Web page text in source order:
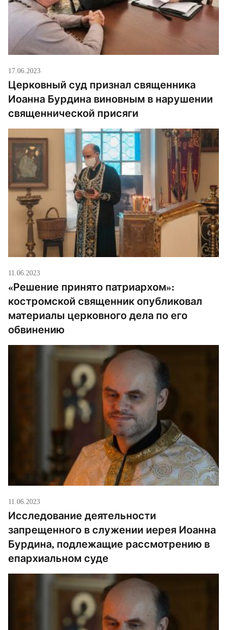
17.06.2023
Церковный суд признал священника
Иоанна Бурдина виновным в нарушении
священнической присяги
11.06.2023
«Решение принято патриархом»:
костромской священник опубликовал
материалы церковного дела по его
обвинению
11.06.2023
Исследование деятельности
запрещенного в служении иерея Иоанна
Бурдина, подлежащие рассмотрению в
епархиальном суде